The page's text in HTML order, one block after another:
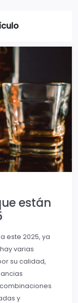
están
este 2025, ya
varias
su calidad,
y